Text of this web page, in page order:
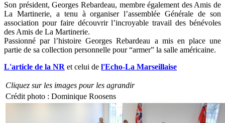
Son président, Georges Rebardeau, membre également des Amis de
La Martinerie, a tenu à organiser l’assemblée Générale de son
association pour faire découvrir l’incroyable travail des bénévoles
des Amis de La Martinerie.
Passionné par l’histoire Georges Rebardeau a mis en place une
partie de sa collection personnelle pour “armer” la salle américaine.
L'article de la NR et celui de l'Echo-La Marseillaise
Cliquez sur les images pour les agrandir
Crédit photo : Dominique Roosens